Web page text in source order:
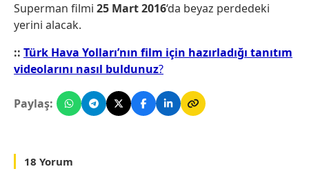
Superman filmi 25 Mart 2016‘da beyaz perdedeki
yerini alacak.
:: Türk Hava Yolları’nın film için hazırladığı tanıtım
videolarını nasıl buldunuz?
Paylaş:
18 Yorum